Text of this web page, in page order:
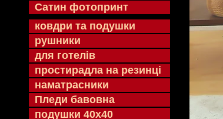
Сатин фотопринт
ковдри та подушки
рушники
для готелів
простирадла на резинці
наматрасники
Пледи бавовна
подушки 40х40